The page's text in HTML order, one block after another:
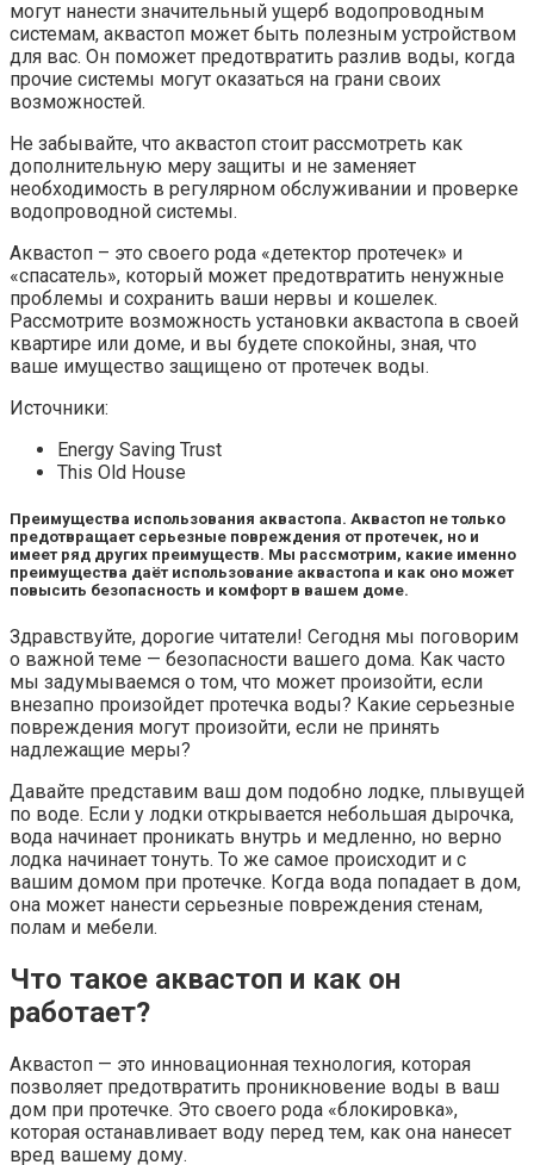
могут нанести значительный ущерб водопроводным
системам, аквастоп может быть полезным устройством
для вас. Он поможет предотвратить разлив воды, когда
прочие системы могут оказаться на грани своих
возможностей.
Не забывайте, что аквастоп стоит рассмотреть как
дополнительную меру защиты и не заменяет
необходимость в регулярном обслуживании и проверке
водопроводной системы.
Аквастоп – это своего рода «детектор протечек» и
«спасатель», который может предотвратить ненужные
проблемы и сохранить ваши нервы и кошелек.
Рассмотрите возможность установки аквастопа в своей
квартире или доме, и вы будете спокойны, зная, что
ваше имущество защищено от протечек воды.
Источники:
Energy Saving Trust
This Old House
Преимущества использования аквастопа. Аквастоп не только
предотвращает серьезные повреждения от протечек, но и
имеет ряд других преимуществ. Мы рассмотрим, какие именно
преимущества даёт использование аквастопа и как оно может
повысить безопасность и комфорт в вашем доме.
Здравствуйте, дорогие читатели! Сегодня мы поговорим
о важной теме — безопасности вашего дома. Как часто
мы задумываемся о том, что может произойти, если
внезапно произойдет протечка воды? Какие серьезные
повреждения могут произойти, если не принять
надлежащие меры?
Давайте представим ваш дом подобно лодке, плывущей
по воде. Если у лодки открывается небольшая дырочка,
вода начинает проникать внутрь и медленно, но верно
лодка начинает тонуть. То же самое происходит и с
вашим домом при протечке. Когда вода попадает в дом,
она может нанести серьезные повреждения стенам,
полам и мебели.
Что такое аквастоп и как он
работает?
Аквастоп — это инновационная технология, которая
позволяет предотвратить проникновение воды в ваш
дом при протечке. Это своего рода «блокировка»,
которая останавливает воду перед тем, как она нанесет
вред вашему дому.